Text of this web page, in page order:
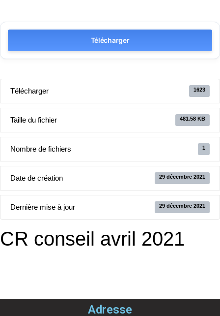
Télécharger
Télécharger 1623
Taille du fichier 481.58 KB
Nombre de fichiers 1
Date de création 29 décembre 2021
Dernière mise à jour 29 décembre 2021
CR conseil avril 2021
Adresse